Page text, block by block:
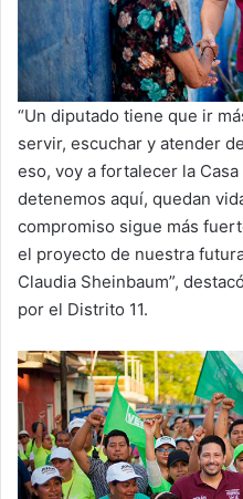
“Un diputado tiene que ir
servir, escuchar y atender
eso, voy a fortalecer la
detenemos aquí, quedan
compromiso sigue más
el proyecto de nuestra
Claudia Sheinbaum”,
por el Distrito 11.